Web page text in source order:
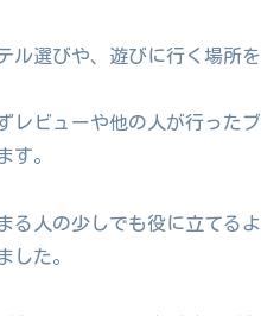
ル選びや、遊びに行く場所を
レビューや他の人が行ったブ
す。
る人の少しでも役に立てるよ
した。